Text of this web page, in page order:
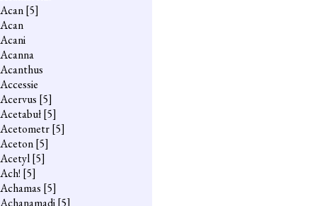
Acan[5]
Acan
Acani
Acanna
Acanthus
Accessie
Acervus [5]
Acetabuł[5]
Acetometr[5]
Aceton[5]
Acetyl[5]
Ach! [5]
Achamas [5]
Achanamadi[5]